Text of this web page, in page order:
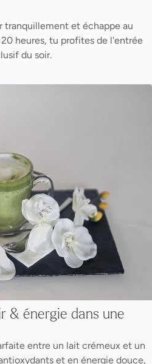
tranquillement et échappe au
heures, tu profites de l'entrée
du soir.
& énergie dans une
entre un lait crémeux et un
et en énergie douce,